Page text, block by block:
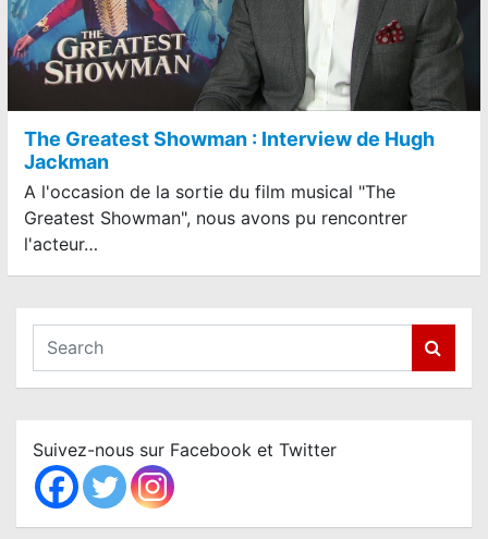
The Greatest Showman : Interview de Hugh
Jackman
A l'occasion de la sortie du film musical "The
Greatest Showman", nous avons pu rencontrer
l'acteur…
a
c
h
Suivez-nous sur Facebook et Twitter